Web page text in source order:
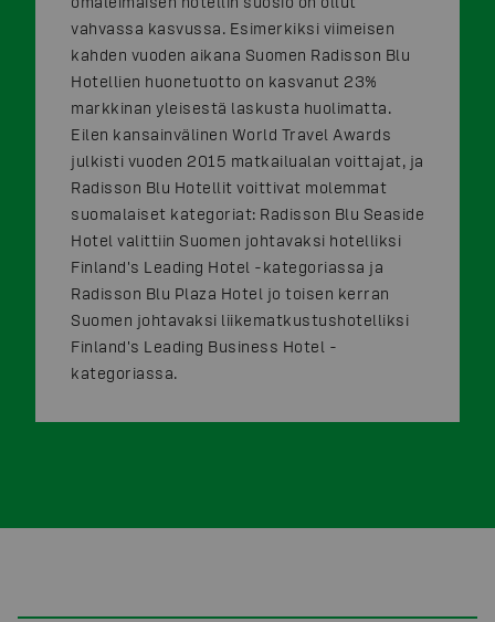
vahvassa kasvussa. Esimerkiksi viimeisen
kahden vuoden aikana Suomen Radisson Blu
Hotellien huonetuotto on kasvanut 23%
markkinan yleisestä laskusta huolimatta.
Eilen kansainvälinen World Travel Awards
julkisti vuoden 2015 matkailualan voittajat, ja
Radisson Blu Hotellit voittivat molemmat
suomalaiset kategoriat: Radisson Blu Seaside
Hotel valittiin Suomen johtavaksi hotelliksi
Finland's Leading Hotel -kategoriassa ja
Radisson Blu Plaza Hotel jo toisen kerran
Suomen johtavaksi liikematkustushotelliksi
Finland's Leading Business Hotel -
kategoriassa.